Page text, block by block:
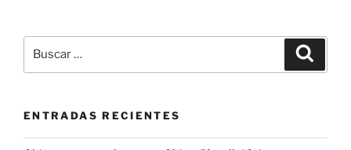
por:
ENTRADAS RECIENTES